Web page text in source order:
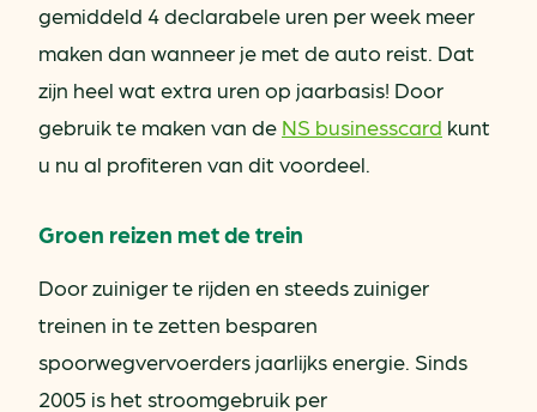
gemiddeld 4 declarabele uren per week meer
maken dan wanneer je met de auto reist. Dat
zijn heel wat extra uren op jaarbasis! Door
gebruik te maken van de NS businesscard kunt
u nu al profiteren van dit voordeel.
Groen reizen met de trein
Door zuiniger te rijden en steeds zuiniger
treinen in te zetten besparen
spoorwegvervoerders jaarlijks energie. Sinds
2005 is het stroomgebruik per